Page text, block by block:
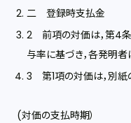
二 登録時支払金
2 前項の対価は，第4
与率に基づき，各発明者
3 第1項の対価は，別紙
(対価の支払時期）